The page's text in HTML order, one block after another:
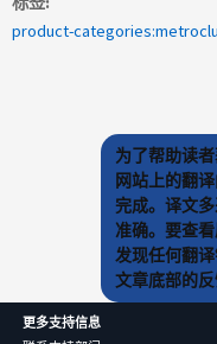
product-
为了帮助读
网站上的翻
完成。译文
准确。要查
发现任何翻
文章底部的反
更多支持信息